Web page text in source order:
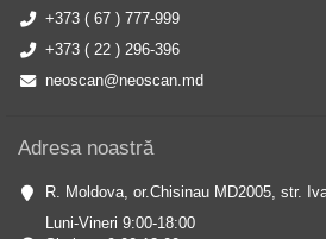
+373 ( 67 ) 777-999
+373 ( 22 ) 296-396
neoscan@neoscan.md
Adresa noastră
R. Moldova, or.Chisinau MD2005, str.
Luni-Vineri 9:00-18:00